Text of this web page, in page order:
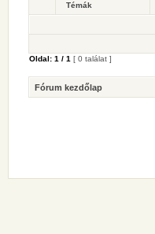
Témák
Oldal: 1 / 1 [ 0 találat ]
Fórum kezdőlap